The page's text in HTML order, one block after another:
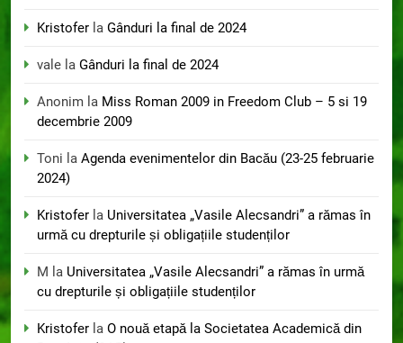
Kristofer la Gânduri la final de 2024
vale la Gânduri la final de 2024
Anonim la Miss Roman 2009 in Freedom Club – 5 si 19
decembrie 2009
Toni la Agenda evenimentelor din Bacău (23-25 februarie
2024)
Kristofer la Universitatea „Vasile Alecsandri” a rămas în
urmă cu drepturile și obligațiile studenților
M la Universitatea „Vasile Alecsandri” a rămas în urmă
cu drepturile și obligațiile studenților
Kristofer la O nouă etapă la Societatea Academică din